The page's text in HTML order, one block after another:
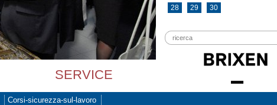
SERVICE
28
29 30
Corsi-sicurezza-sul-lavoro